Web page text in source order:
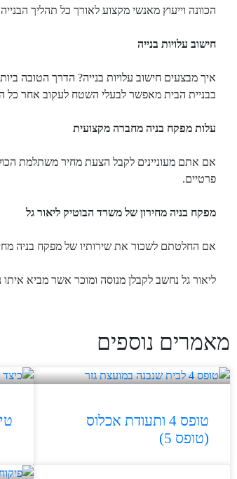
הכוונה וייעוץ מאנשי מקצוע לאורך כל תהליך
חישוב עלויות בנייה
איך מבצעים חישוב עלויות בנייה? הדרך הטובה
בבניית הבית מאפשר לבעלי השטח לעקוב אחר כל
עלות מפקח בניה מחברה מקצועית
אם אתם מעוניינים לקבל הצעת מחיר משתלמת
פרטיים.
מפקח בניה מחירון של משרד הבוטיק ליאור גל
אם החלטתם לשכור את שירותיו של מפקח בניה
ליאור גל נחשב לקבלן מנוסה ומוכר אשר מביא
מאמרים נוספים
טופס 4 ותעודת אכלוס
(טופס 5)